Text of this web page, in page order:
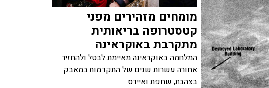
מומחים מזהירים מפני
קטסטרופה בריאותית
מתקרבת באוקראינה
המלחמה באוקראינה מאיימת לבטל ולהחזיר
אחורה עשרות שנים של התקדמות במאבק
בצהבת, שחפת ואיידס.